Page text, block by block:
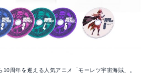
10周年を迎える人気アニメ「モーレツ宇宙海賊」。